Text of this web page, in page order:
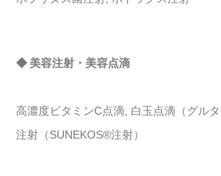
◆ 美容注射・美容点滴
高濃度ビタミンC点滴, 白玉点滴（グル
注射（SUNEKOS®注射）